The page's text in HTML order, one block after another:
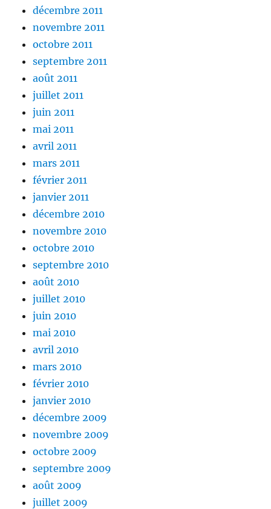
décembre 2011
novembre 2011
octobre 2011
septembre 2011
août 2011
juillet 2011
juin 2011
mai 2011
avril 2011
mars 2011
février 2011
janvier 2011
décembre 2010
novembre 2010
octobre 2010
septembre 2010
août 2010
juillet 2010
juin 2010
mai 2010
avril 2010
mars 2010
février 2010
janvier 2010
décembre 2009
novembre 2009
octobre 2009
septembre 2009
août 2009
juillet 2009